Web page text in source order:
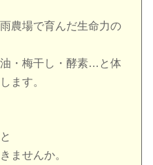
農場で育んだ生命力の
・梅干し・酵素…と体
ます。
ませんか。